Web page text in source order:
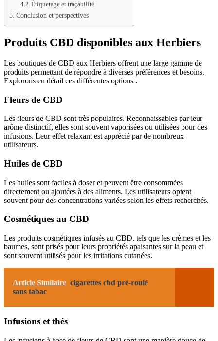
Étiquetage et traçabilité
Conclusion et perspectives
Produits CBD disponibles aux Herbiers
Les boutiques de CBD aux Herbiers offrent une large gamme de
produits permettant de répondre à diverses préférences et besoins.
Explorons en détail ces différentes options :
Fleurs de CBD
Les fleurs de CBD sont très populaires. Reconnaissables par leur
arôme distinctif, elles sont souvent vaporisées ou utilisées pour des
infusions. Leur effet relaxant est apprécié par de nombreux
utilisateurs.
Huiles de CBD
Les huiles sont faciles à doser et peuvent être consommées
directement ou ajoutées à des aliments. Les utilisateurs optent
souvent pour des concentrations variées selon les effets recherchés.
Cosmétiques au CBD
Les produits cosmétiques infusés au CBD, tels que les crèmes et les
baumes, sont prisés pour leurs propriétés apaisantes sur la peau et
sont souvent utilisés pour les irritations cutanées.
Article Similaire cigarettes cbd pré-roulé
sans tabac
Infusions et thés